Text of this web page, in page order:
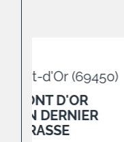
d'Or (69450)
MONT D'OR
EN DERNIER